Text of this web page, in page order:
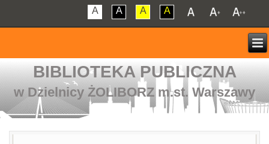
A A A A
BIBLIOTEKA PUBLICZNA
w Dzielnicy ŻOLIBORZ m.st. Warszawy